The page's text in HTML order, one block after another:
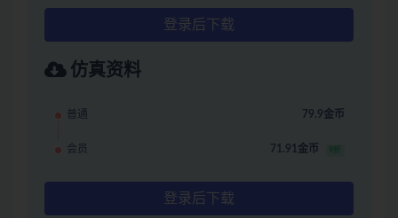
登录后下载
仿真资料
普通 79.9金币
会员 71.91金币 9折
登录后下载